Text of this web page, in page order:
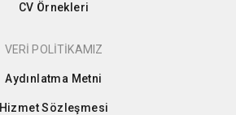
CV Örnekleri
VERİ POLİTİKAMIZ
Aydınlatma Metni
Hizmet Sözleşmesi